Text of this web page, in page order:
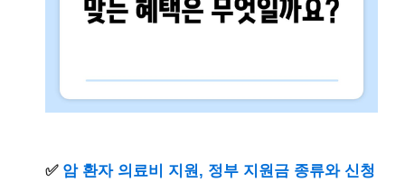
✅ 암 환자 의료비 지원, 정부 지원금 종류와 신청